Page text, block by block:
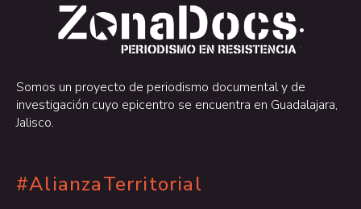
.
.
Somos un proyecto de periodismo documental y de
investigación cuyo epicentro se encuentra en Guadalajara,
Jalisco.
#AlianzaTerritorial